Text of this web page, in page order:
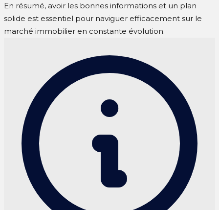
En résumé, avoir les bonnes informations et un plan
solide est essentiel pour naviguer efficacement sur le
marché immobilier en constante évolution.